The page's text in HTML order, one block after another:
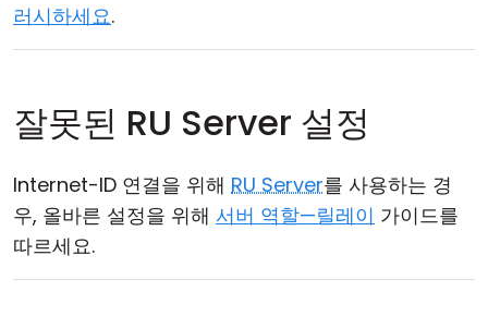
러시하세요.
잘못된 RU Server 설정
Internet-ID 연결을 위해 RU Server를 사용하는 경
우, 올바른 설정을 위해 서버 역할—릴레이 가이드를
따르세요.